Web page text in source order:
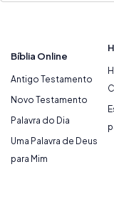
Bíblia Online
Antigo Testamento
Novo Testamento
Palavra do Dia
Uma Palavra de Deus
para Mim